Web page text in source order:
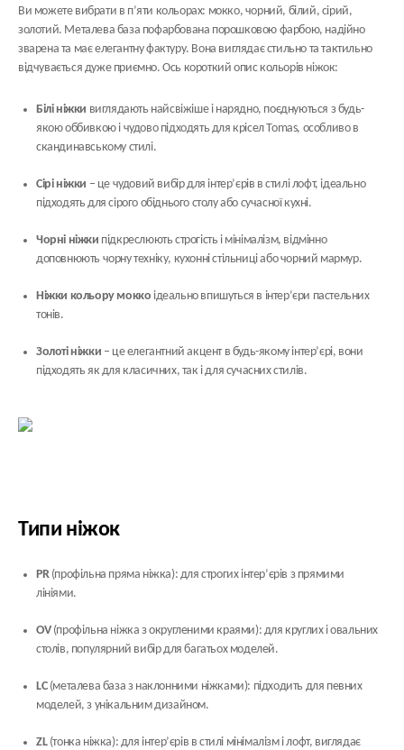
Ви можете вибрати в п’яти кольорах: мокко, чорний, білий, сірий,
золотий. Металева база пофарбована порошковою фарбою, надійно
зварена та має елегантну фактуру. Вона виглядає стильно та тактильно
відчувається дуже приємно. Ось короткий опис кольорів ніжок:
Білі ніжки виглядають найсвіжіше і нарядно, поєднуються з будь-
якою оббивкою і чудово підходять для крісел Tomas, особливо в
скандинавському стилі.
Сірі ніжки – це чудовий вибір для інтер’єрів в стилі лофт, ідеально
підходять для сірого обіднього столу або сучасної кухні.
Чорні ніжки підкреслюють строгість і мінімалізм, відмінно
доповнюють чорну техніку, кухонні стільниці або чорний мармур.
Ніжки кольору мокко ідеально впишуться в інтер’єри пастельних
тонів.
Золоті ніжки – це елегантний акцент в будь-якому інтер’єрі, вони
підходять як для класичних, так і для сучасних стилів.
Типи ніжок
PR(профільна пряма ніжка): для строгих інтер’єрів з прямими
лініями.
OV(профільна ніжка з округленими краями): для круглих і овальних
столів, популярний вибір для багатьох моделей.
LC(металева база з наклонними ніжками): підходить для певних
моделей, з унікальним дизайном.
ZL(тонка ніжка): для інтер’єрів в стилі мінімалізм і лофт, виглядає